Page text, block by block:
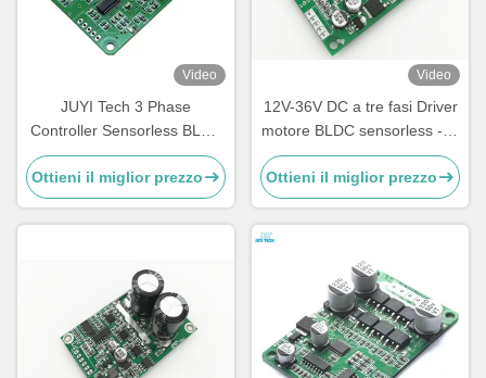
Video
JUYI Tech 3 Phase
Controller Sensorless BLDC
Motor Driver Board 10V-36V
20A PWM e controllo
analogo JYQD-V9.3E
Ottieni il miglior prezzo
Video
12V-36V DC a tre fasi Driver
motore BLDC sensorless -20
—85℃ O.V / L.V Protection
Ottieni il miglior prezzo